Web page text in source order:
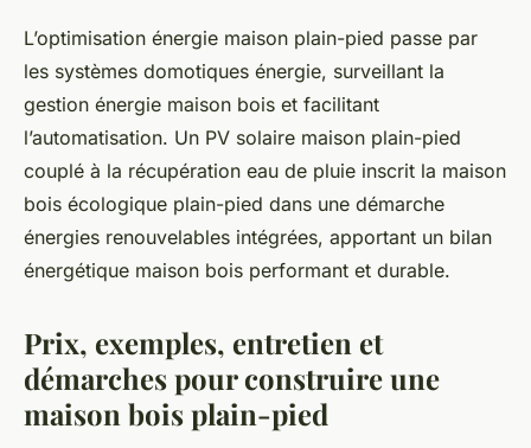
L’optimisation énergie maison plain-pied passe par
les systèmes domotiques énergie, surveillant la
gestion énergie maison bois et facilitant
l’automatisation. Un PV solaire maison plain-pied
couplé à la récupération eau de pluie inscrit la maison
bois écologique plain-pied dans une démarche
énergies renouvelables intégrées, apportant un bilan
énergétique maison bois performant et durable.
Prix, exemples, entretien et
démarches pour construire une
maison bois plain-pied